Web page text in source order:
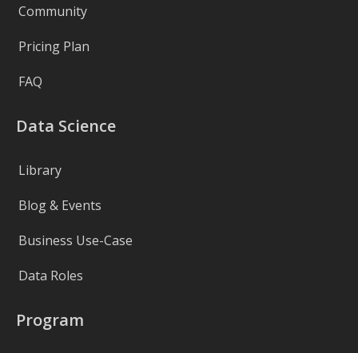
Community
Pricing Plan
FAQ
Data Science
Library
Blog & Events
Business Use-Case
Data Roles
Program